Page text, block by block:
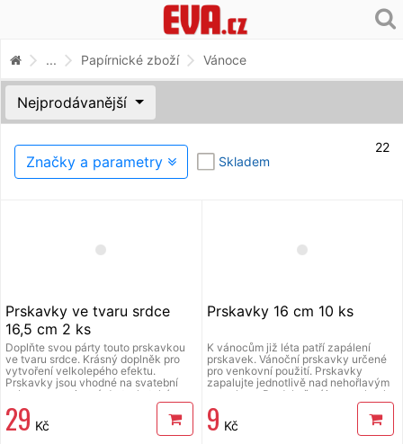
... Papírnické zboží Vánoce
Nejprodávanější
22
Značky a parametry Skladem
Prskavky ve tvaru srdce
16,5 cm 2 ks
Doplňte svou párty touto prskavkou
ve tvaru srdce. Krásný doplněk pro
vytvoření velkolepého efektu.
Prskavky jsou vhodné na svatební
nebo narozeninový dort, ale také na
svatební focení a další zábavu. S
pomocí prskavek také překvapíte
svou drahou polovičku na výročí
29 Kč
Prskavky 16 cm 10 ks
K vánocům již léta patří zapálení
prskavek. Vánoční prskavky určené
pro venkovní použití. Prskavky
zapalujte jednotlivě nad nehořlavým
povrchem. Po dohoření jsou prskavky
stále horké, doporučujeme odložit
například do sklenice s vodou. Je
nutné dodržovat bezpečnostní
9 Kč